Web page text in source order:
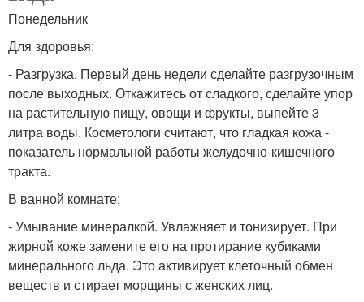
Понедельник
Для здоровья:
- Разгрузка. Первый день недели сделайте разгрузочным
после выходных. Откажитесь от сладкого, сделайте упор
на растительную пищу, овощи и фрукты, выпейте 3
литра воды. Косметологи считают, что гладкая кожа -
показатель нормальной работы желудочно-кишечного
тракта.
В ванной комнате:
- Умывание минералкой. Увлажняет и тонизирует. При
жирной коже замените его на протирание кубиками
минерального льда. Это активирует клеточный обмен
веществ и стирает морщины с женских лиц.